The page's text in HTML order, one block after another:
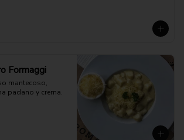
Formaggi
mantecoso,
padano y crema.